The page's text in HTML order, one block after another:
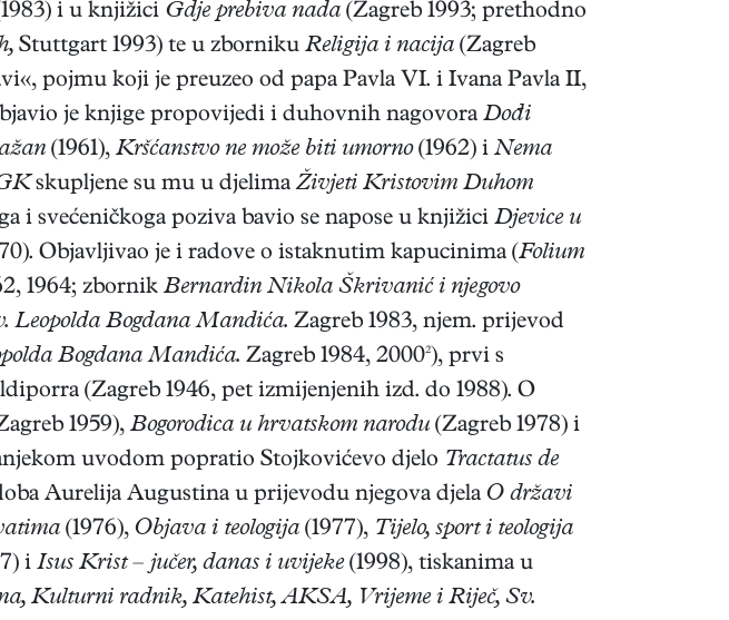
i u knjižici Gdje prebiva nada (Zagreb 1993; prethodno
Stuttgart 1993) te u zborniku Religija i nacija (Zagreb
pojmu koji je preuzeo od papa Pavla VI. i Ivana Pavla II,
je knjige propovijedi i duhovnih nagovora Dođi
(1961), Kršćanstvo ne može biti umorno(1962) i Nema
skupljene su mu u djelimaŽivjeti Kristovim Duhom
i svećeničkoga poziva bavio se napose u knjižici Djevice u
Objavljivao je i radove o istaknutim kapucinima (Folium
1964; zbornik Bernardin Nikola Škrivanić i njegovo
Leopolda Bogdana Mandića. Zagreb 1983, njem. prijevod
Bogdana Mandića. Zagreb 1984, 2000²), prvi s
(Zagreb 1946, pet izmijenjenih izd. do 1988). O
1959), Bogorodica u hrvatskom narodu (Zagreb 1978) i
uvodom popratio Stojkovićevo djelo Tractatus de
Aurelija Augustina u prijevodu njegova djela O državi
(1976), Objava i teologija (1977), Tijelo, sport i teologija
i Isus Krist – jučer, danas i uvijeke (1998), tiskanima u
Kulturni radnik, Katehist, AKSA, Vrijeme i Riječ, Sv.